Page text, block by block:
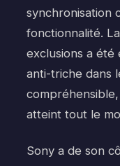
synchronisation
fonctionnalité.
exclusions a été
anti-triche dans
compréhensible,
atteint tout le
Sony a de son